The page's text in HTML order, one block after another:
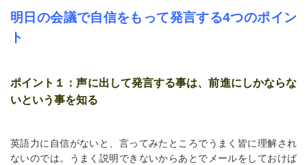
明日の会議で自信をもって発言する4つのポイン
ト
ポイント１：声に出して発言する事は、前進にしかならな
いという事を知る
英語力に自信がないと、言ってみたところでうまく皆に理解され
ないのでは。うまく説明できないからあとでメールをしておけば